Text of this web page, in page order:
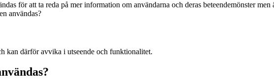
för att ta reda på mer information om användarna och deras beteendemönster
användas?
kan därför avvika i utseende och funktionalitet.